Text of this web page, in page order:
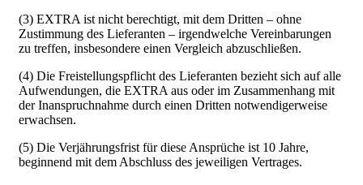
(3) EXTRA ist nicht berechtigt, mit dem Dritten – ohne
Zustimmung des Lieferanten – irgendwelche Vereinbarungen
zu treffen, insbesondere einen Vergleich abzuschließen.
(4) Die Freistellungspflicht des Lieferanten bezieht sich auf alle
Aufwendungen, die EXTRA aus oder im Zusammenhang mit
der Inanspruchnahme durch einen Dritten notwendigerweise
erwachsen.
(5) Die Verjährungsfrist für diese Ansprüche ist 10 Jahre,
beginnend mit dem Abschluss des jeweiligen Vertrages.